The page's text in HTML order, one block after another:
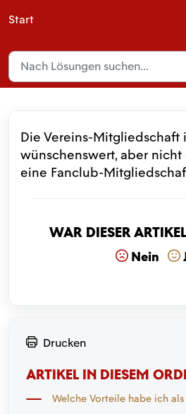
Start
Die Vereins-Mitgliedschaft
wünschenswert, aber
eine Fanclub-
War dieser
Nein
Drucken
ARTIKEL IN DIESEM
Welche Vorteile habe ich